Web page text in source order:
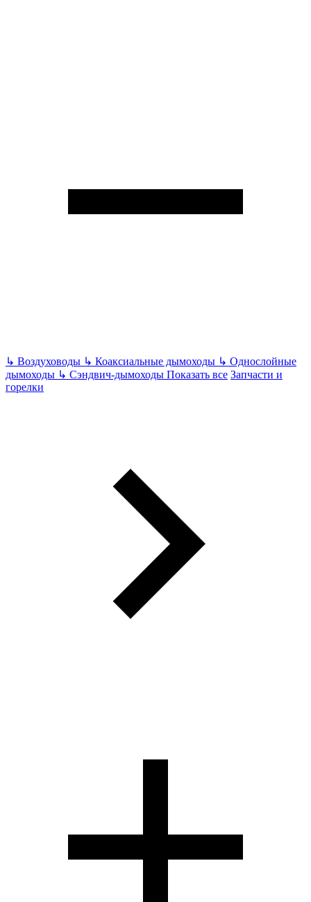
↳ Воздуховоды ↳ Коаксиальные дымоходы ↳ Однослойные
дымоходы ↳ Сэндвич-дымоходы Показать все Запчасти и
горелки